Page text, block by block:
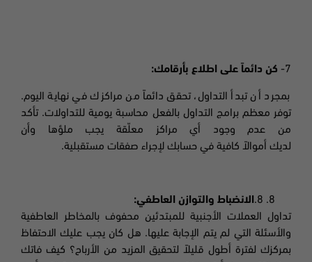
7- كن دائماً على اطلاع بأرقامك:
بمجرد أن تبدأ التداول، تحقق دائماً من مراكزك في نهاية اليوم.
توفر معظم برامج التداول بالفعل محاسبة يومية للتداولات. تأكد
من عدم وجود أي مراكز معلّقة يجب ملؤها وأن
لديك أموالاً كافية في حسابك لإجراء صفقات مستقبلية.
8. الانضباط والتوازن العاطفي:
تداول العملات الأجنبية للمبتدئين محفوف بالمخاطر العاطفية
والأسئلة التي لم يتم الإجابة عليها. هل كان يجب عليك الاحتفاظ
بمركزك لفترة أطول قليلاً لتحقيق المزيد من الأرباح؟ كيف فاتك